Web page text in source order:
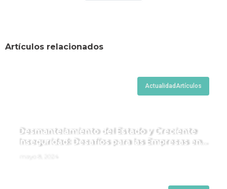
Artículos relacionados
ActualidadArtículos
Desmantelamiento del Estado y Creciente
Inseguridad: Desafíos para las Empresas en